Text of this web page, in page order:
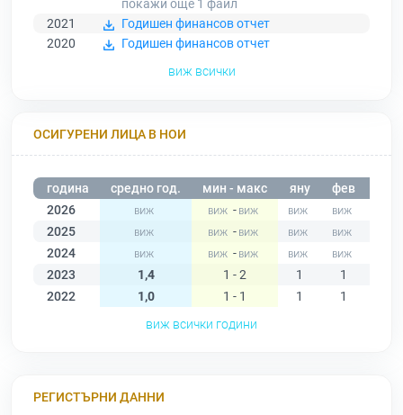
покажи още 1 файл
2021
Годишен финансов отчет
2020
Годишен финансов отчет
виж всички
ОСИГУРЕНИ ЛИЦА В НОИ
година средно год. мин - макс яну фев
2026
-
2025
-
2024
-
2023
1,4 1 - 2 1 1
2022
1,0 1 - 1 1 1
виж всички години
РЕГИСТЪРНИ ДАННИ